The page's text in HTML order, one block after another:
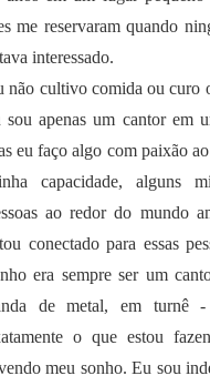
me reservaram quando
interessado.
não cultivo comida ou curo
sou apenas um cantor em
eu faço algo com paixão
capacidade, alguns
ao redor do mundo
conectado para essas
era sempre ser um
de metal, em turnê
o que estou
meu sonho. Eu sou